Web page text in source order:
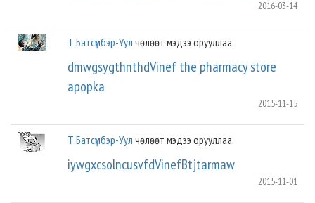
2016-03-14
Т.Батсүмбэр-Уул чөлөөт мэдээ орууллаа.
dmwgsygthnthdVinef the pharmacy store
apopka
2015-11-15
Т.Батсүмбэр-Уул чөлөөт мэдээ орууллаа.
iywgxcsolncusvfdVinefBtjtarmaw
2015-11-01